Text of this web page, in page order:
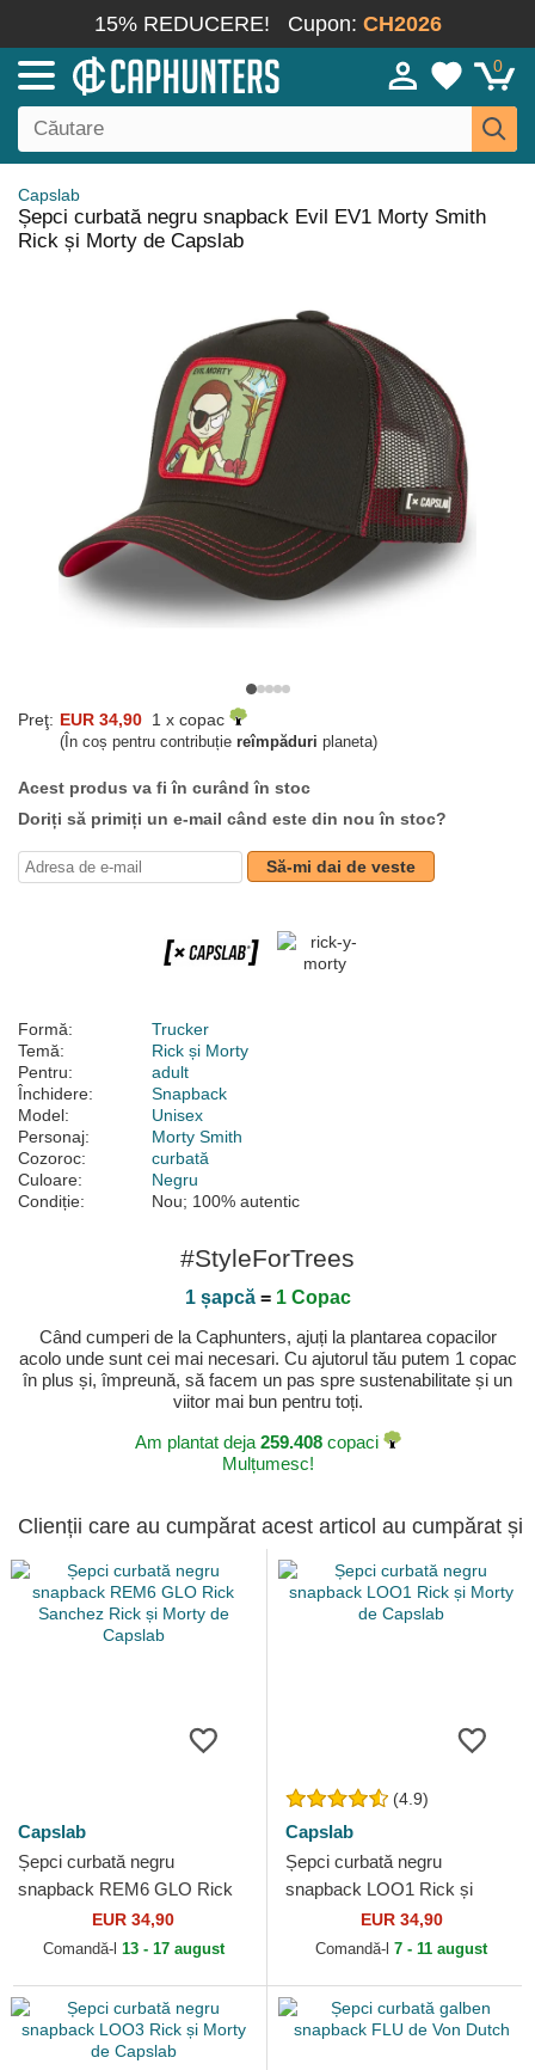
15% REDUCERE! Cupon: CH2026
0
Capslab
Șepci curbată negru snapback Evil EV1 Morty Smith
Rick și Morty de Capslab
Preţ: EUR 34,90 1 x copac
(În coș pentru contribuție reîmpăduri planeta)
Acest produs va fi în curând în stoc
Doriți să primiți un e-mail când este din nou în stoc?
Să-mi dai de veste
Formă:
Trucker
Temă:
Rick și Morty
Pentru:
adult
Închidere:
Snapback
Model:
Unisex
Personaj:
Morty Smith
Cozoroc:
curbată
Culoare:
Negru
Condiție:
Nou; 100% autentic
#StyleForTrees
1 șapcă= 1 Copac
Când cumperi de la Caphunters, ajuți la plantarea copacilor
acolo unde sunt cei mai necesari. Cu ajutorul tău putem 1 copac
în plus și, împreună, să facem un pas spre sustenabilitate și un
viitor mai bun pentru toți.
Am plantat deja 259.408copaci
Mulțumesc!
Clienții care au cumpărat acest articol au cumpărat și
Capslab
Șepci curbată negru
snapback REM6 GLO Rick
Sanchez Rick și Morty de
Capslab
EUR 34,90
Comandă-l 13 - 17 august
(4.9)
Capslab
Șepci curbată negru
snapback LOO1 Rick și
Morty de Capslab
EUR 34,90
Comandă-l 7 - 11 august